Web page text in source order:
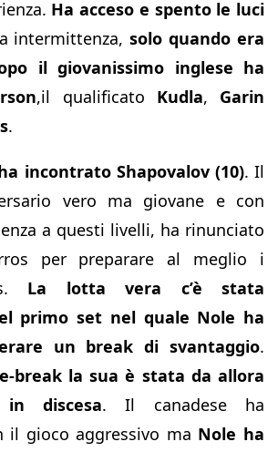
Ha acceso e spento le luci
intermittenza,solo quando era
il giovanissimo inglese ha
,il qualificato Kudla, Garin
.
incontrato Shapovalov (10). Il
vero ma giovane e con
a questi livelli, ha rinunciato
per preparare al meglio i
La lotta vera c’è stata
primo set nel quale Nole ha
un break di svantaggio.
break la sua è stata da allora
discesa. Il canadese ha
il gioco aggressivo ma Nole ha